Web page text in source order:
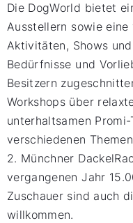
Die DogWorld bietet
Ausstellern sowie
Aktivitäten, Shows
Bedürfnisse und
Besitzern
Workshops über
unterhaltsamen
verschiedenen
2. Münchner
vergangenen Jahr
Zuschauer sind auch
willkommen.